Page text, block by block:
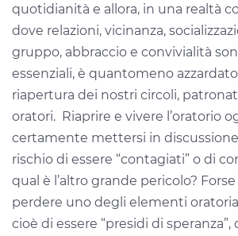
quotidianità e allora, in una realtà
dove relazioni, vicinanza,
gruppo, abbraccio e convivialità
essenziali, è quantomeno
riapertura dei nostri circoli,
oratori. Riaprire e vivere l’oratorio
certamente mettersi in discussione
rischio di essere “contagiati” o di
qual è l’altro grande pericolo?
perdere uno degli elementi
cioè di essere “presidi di speranza”,